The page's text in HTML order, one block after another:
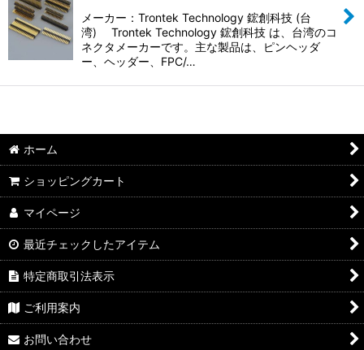
絞り込む
メーカー：Trontek Technology 鋐創科技 (台
湾) Trontek Technology 鋐創科技 は、台湾のコ
ネクタメーカーです。主な製品は、ピンヘッダ
ー、ヘッダー、FPC/…
ホーム
ショッピングカート
マイページ
最近チェックしたアイテム
特定商取引法表示
ご利用案内
お問い合わせ